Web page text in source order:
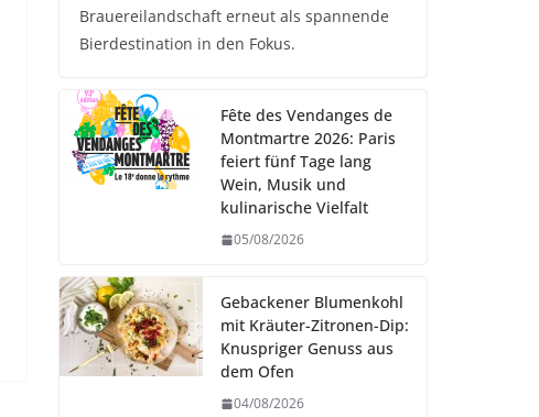
Brauereilandschaft erneut als spannende
Bierdestination in den Fokus.
Fête des Vendanges de
Montmartre 2026: Paris
feiert fünf Tage lang
Wein, Musik und
kulinarische Vielfalt
05/08/2026
Gebackener Blumenkohl
mit Kräuter-Zitronen-Dip:
Knuspriger Genuss aus
dem Ofen
04/08/2026